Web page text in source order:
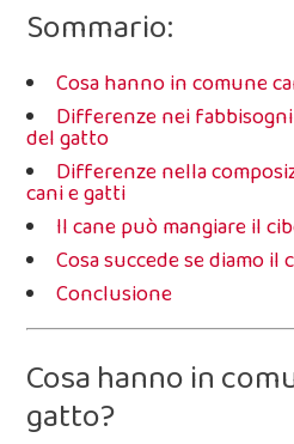
Sommario:
Cosa hanno in comune
Differenze nei
del gatto
Differenze nella
cani e gatti
Il cane può mangiare il
Cosa succede se diamo
Conclusione
Cosa hanno in
gatto?